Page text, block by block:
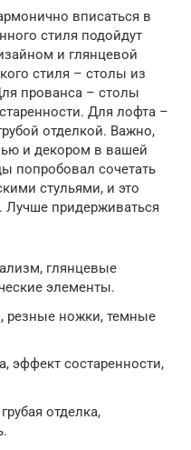
вписаться в
стиля подойдут
и глянцевой
стиля – столы из
прованса – столы
Для лофта –
отделкой. Важно,
и декором в вашей
попробовал сочетать
стульями, и это
Лучше придерживаться
глянцевые
элементы.
резные ножки, темные
эффект состаренности,
отделка,